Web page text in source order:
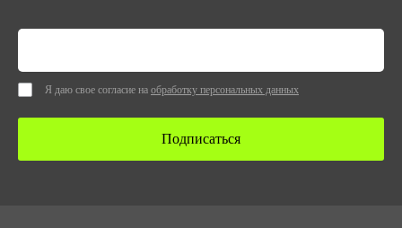
Я даю свое согласие на обработку персональных данных
Подписаться